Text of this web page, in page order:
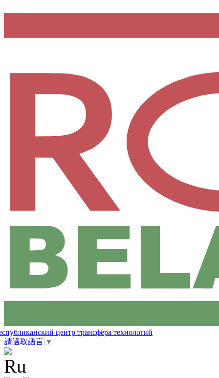
центр трансфера технологий
請選取語言 ▼